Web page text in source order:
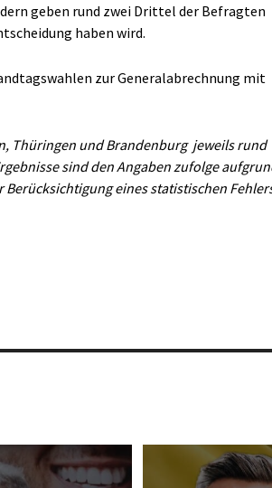
geben rund zwei Drittel der Befragten
haben wird.
zur Generalabrechnung mit
Thüringen und Brandenburg jeweils rund
sind den Angaben zufolge
eines statistischen